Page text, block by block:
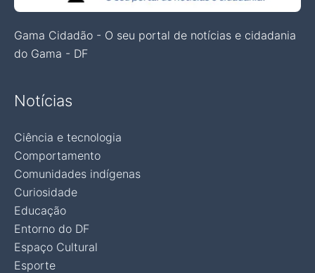
Gama Cidadão - O seu portal de notícias e cidadania
do Gama - DF
Notícias
Ciência e tecnologia
Comportamento
Comunidades indígenas
Curiosidade
Educação
Entorno do DF
Espaço Cultural
Esporte